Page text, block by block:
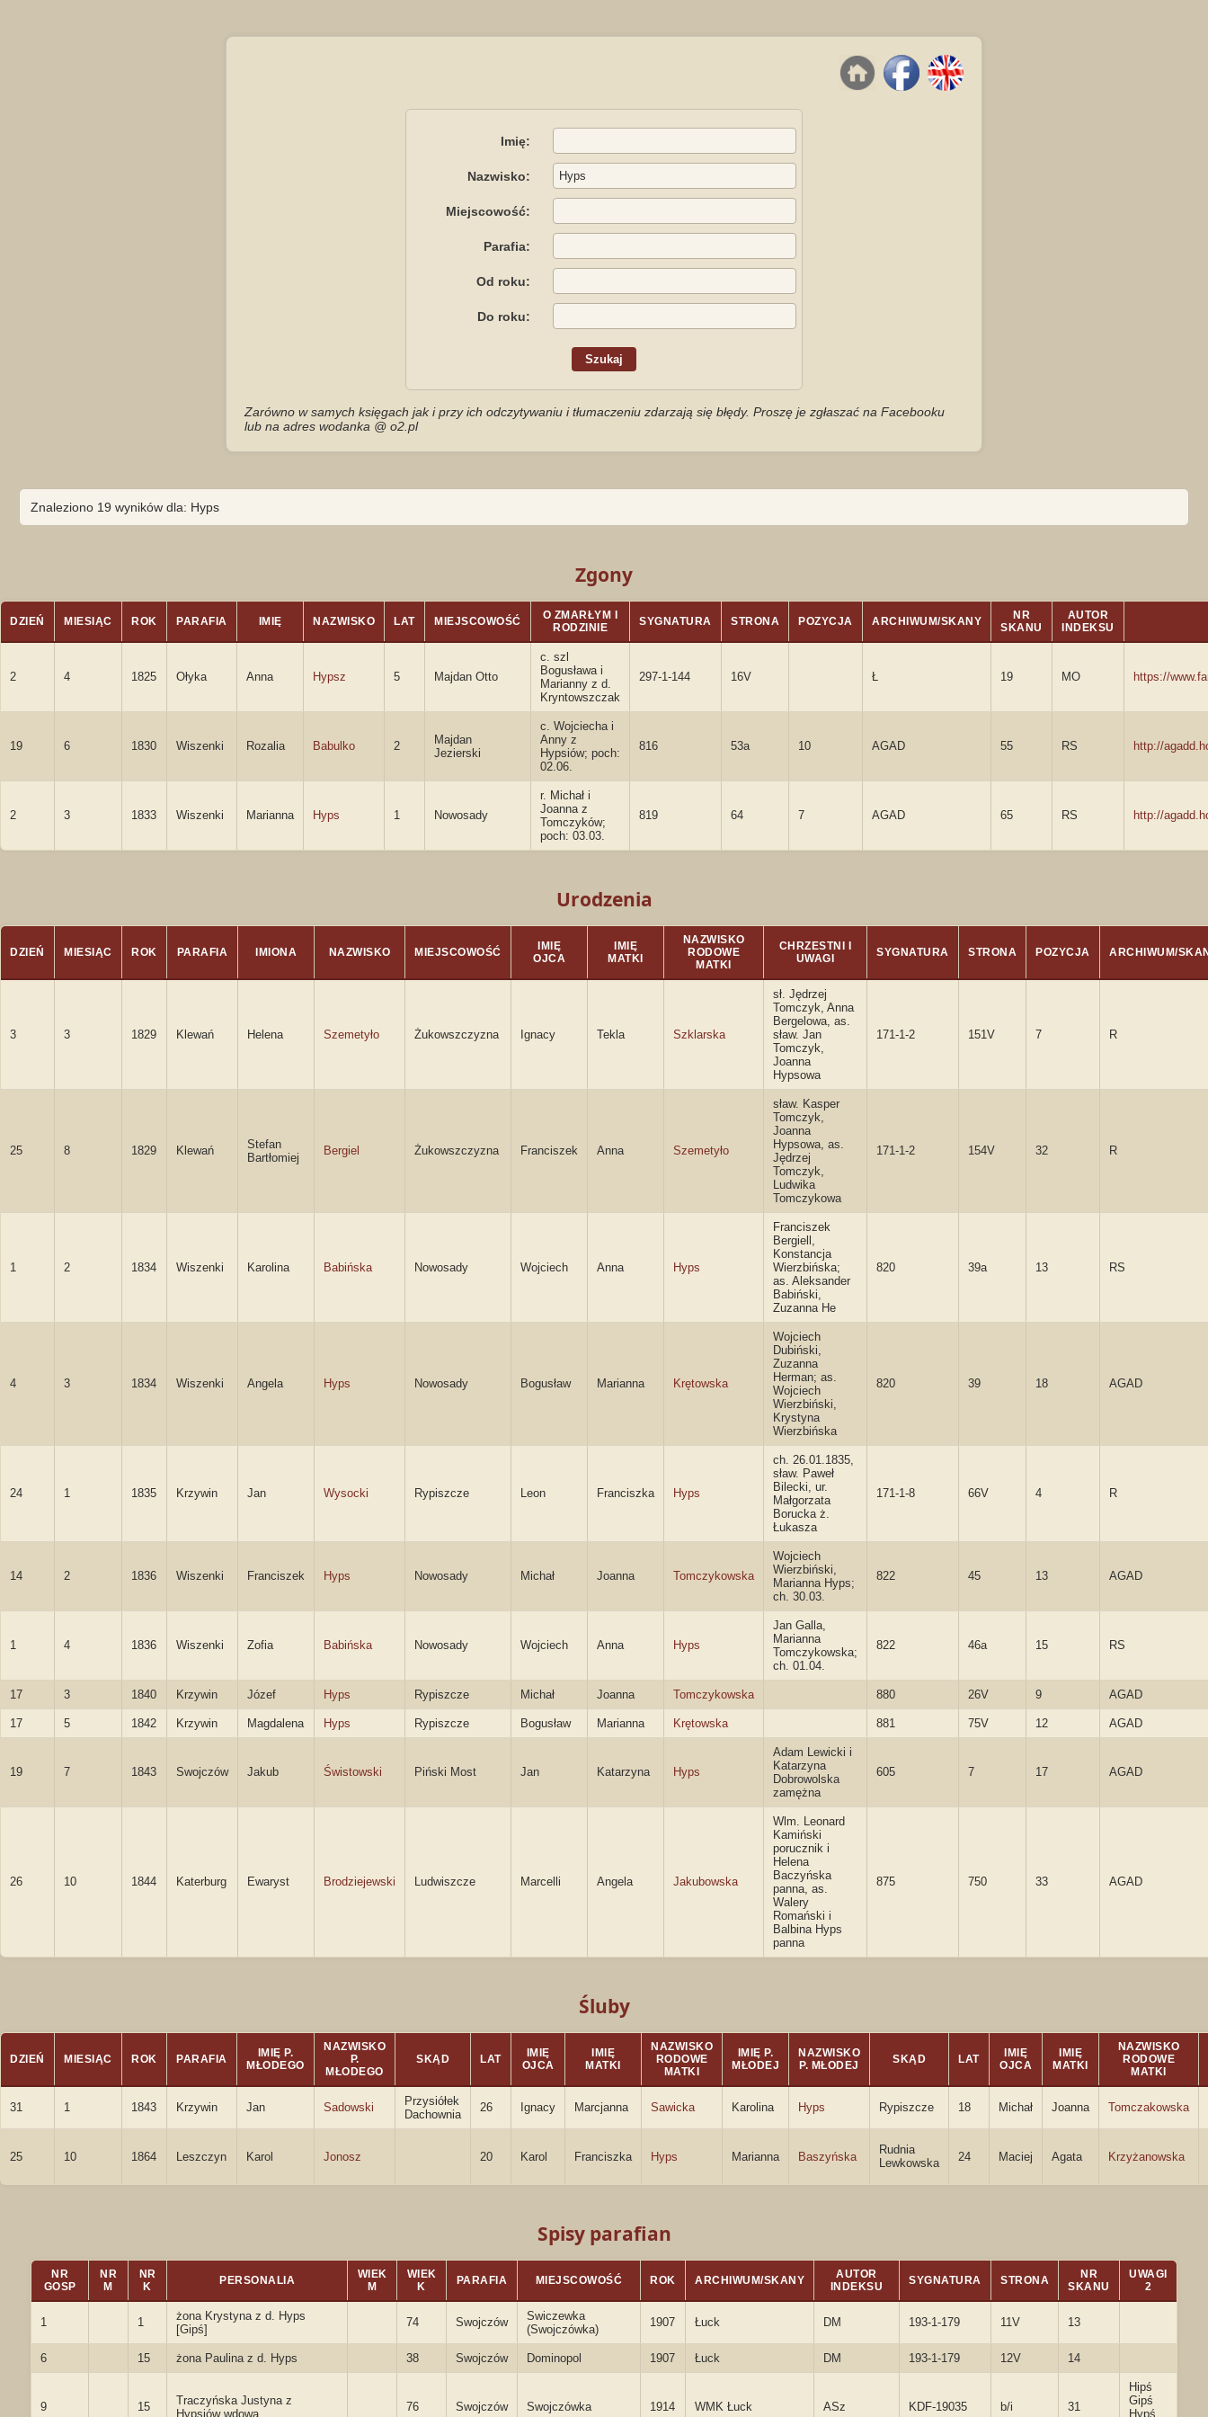
Imię:
Nazwisko:
Miejscowość:
Parafia:
Od roku:
Do roku:
Zarówno w samych księgach jak i przy ich odczytywaniu i tłumaczeniu zdarzają się błędy. Proszę je zgłaszać na Facebooku
lub na adres wodanka @ o2.pl
Znaleziono 19 wyników dla: Hyps
Zgony
DZIEŃ MIESIĄC ROK PARAFIA IMIĘ NAZWISKO LAT MIEJSCOWOŚĆ
O ZMARŁYM I
RODZINIE
SYGNATURA STRONA POZYCJA ARCHIWUM/SKANY
NR
SKANU
AUTOR
INDEKSU
2 4 1825 Ołyka Anna Hypsz 5 Majdan Otto
c. szl
Bogusława i
Marianny z d.
Kryntowszczak
297-1-144 16V Ł 19 MO https://
19 6 1830 Wiszenki Rozalia Babulko 2
Majdan
Jezierski
c. Wojciecha i
Anny z
Hypsiów; poch:
02.06.
816 53a 10 AGAD 55 RS http://
2 3 1833 Wiszenki Marianna Hyps 1 Nowosady
r. Michał i
Joanna z
Tomczyków;
poch: 03.03.
819 64 7 AGAD 65 RS http://
Urodzenia
DZIEŃ MIESIĄC ROK PARAFIA IMIONA NAZWISKO MIEJSCOWOŚĆ
IMIĘ
OJCA
IMIĘ
MATKI
NAZWISKO
RODOWE
MATKI
CHRZESTNI I
UWAGI
SYGNATURA STRONA POZYCJA ARCHIWUM/
3 3 1829 Klewań Helena Szemetyło Żukowszczyzna Ignacy Tekla Szklarska
sł. Jędrzej
Tomczyk, Anna
Bergelowa, as.
sław. Jan
Tomczyk,
Joanna
Hypsowa
171-1-2 151V 7 R
25 8 1829 Klewań
Stefan
Bartłomiej
Bergiel Żukowszczyzna Franciszek Anna Szemetyło
sław. Kasper
Tomczyk,
Joanna
Hypsowa, as.
Jędrzej
Tomczyk,
Ludwika
Tomczykowa
171-1-2 154V 32 R
1 2 1834 Wiszenki Karolina Babińska Nowosady Wojciech Anna Hyps
Franciszek
Bergiell,
Konstancja
Wierzbińska;
as. Aleksander
Babiński,
Zuzanna He
820 39a 13 RS
4 3 1834 Wiszenki Angela Hyps Nowosady Bogusław Marianna Krętowska
Wojciech
Dubiński,
Zuzanna
Herman; as.
Wojciech
Wierzbiński,
Krystyna
Wierzbińska
820 39 18 AGAD
24 1 1835 Krzywin Jan Wysocki Rypiszcze Leon Franciszka Hyps
ch. 26.01.1835,
sław. Paweł
Bilecki, ur.
Małgorzata
Borucka ż.
Łukasza
171-1-8 66V 4 R
14 2 1836 Wiszenki Franciszek Hyps Nowosady Michał Joanna Tomczykowska
Wojciech
Wierzbiński,
Marianna Hyps;
ch. 30.03.
822 45 13 AGAD
1 4 1836 Wiszenki Zofia Babińska Nowosady Wojciech Anna Hyps
Jan Galla,
Marianna
Tomczykowska;
ch. 01.04.
822 46a 15 RS
17 3 1840 Krzywin Józef Hyps Rypiszcze Michał Joanna Tomczykowska 880 26V 9 AGAD
17 5 1842 Krzywin Magdalena Hyps Rypiszcze Bogusław Marianna Krętowska 881 75V 12 AGAD
19 7 1843 Swojczów Jakub Świstowski Piński Most Jan Katarzyna Hyps
Adam Lewicki i
Katarzyna
Dobrowolska
zamężna
605 7 17 AGAD
26 10 1844 Katerburg Ewaryst Brodziejewski Ludwiszcze Marcelli Angela Jakubowska
Wlm. Leonard
Kamiński
porucznik i
Helena
Baczyńska
panna, as.
Walery
Romański i
Balbina Hyps
panna
875 750 33 AGAD
Śluby
DZIEŃ MIESIĄC ROK PARAFIA
IMIĘ P.
MŁODEGO
NAZWISKO
P.
MŁODEGO
SKĄD LAT
IMIĘ
OJCA
IMIĘ
MATKI
NAZWISKO
RODOWE
MATKI
IMIĘ P.
MŁODEJ
NAZWISKO
P. MŁODEJ
SKĄD LAT
IMIĘ
OJCA
IMIĘ
MATKI
NAZWISKO
RODOWE
MATKI
31 1 1843 Krzywin Jan Sadowski
Przysiółek
Dachownia
26 Ignacy Marcjanna Sawicka Karolina Hyps Rypiszcze 18 Michał Joanna Tomczakowska
25 10 1864 Leszczyn Karol Jonosz 20 Karol Franciszka Hyps Marianna Baszyńska
Rudnia
Lewkowska
24 Maciej Agata Krzyżanowska
Spisy parafian
NR
GOSP
NR
M
NR
K
PERSONALIA
WIEK
M
WIEK
K
PARAFIA MIEJSCOWOŚĆ ROK ARCHIWUM/SKANY
AUTOR
INDEKSU
SYGNATURA STRONA
NR
SKANU
UWAGI
2
1 1
żona Krystyna z d. Hyps
[Gipś]
74 Swojczów
Swiczewka
(Swojczówka)
1907 Łuck DM 193-1-179 11V 13
6 15 żona Paulina z d. Hyps 38 Swojczów Dominopol 1907 Łuck DM 193-1-179 12V 14
9 15
Traczyńska Justyna z
Hypsiów wdowa
76 Swojczów Swojczówka 1914 WMK Łuck ASz KDF-19035 b/i 31
Hipś
Gipś
Hypś